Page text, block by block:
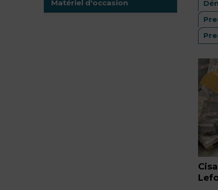
Matériel d'occasion